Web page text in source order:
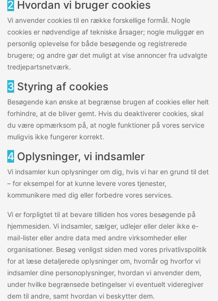
2 Hvordan vi bruger cookies
Vi anvender cookies til en række forskellige formål. Nogle
cookies er nødvendige af tekniske årsager; nogle muliggør en
personlig oplevelse for både besøgende og registrerede
brugere; og andre gør det muligt at vise annoncer fra udvalgte
tredjepartsnetværk.
3 Styring af cookies
Besøgende kan ønske at begrænse brugen af cookies eller helt
forhindre, at de bliver gemt. Hvis du deaktiverer cookies, skal
du være opmærksom på, at nogle funktioner på vores service
muligvis ikke fungerer korrekt.
4 Oplysninger, vi indsamler
Vi indsamler kun oplysninger om dig, hvis vi har en grund til det
– for eksempel for at kunne levere vores tjenester,
kommunikere med dig eller forbedre vores services.
Vi er forpligtet til at bevare tilliden hos vores besøgende på
hjemmesiden. Vi indsamler, sælger, udlejer eller deler ikke e-
mail-lister eller andre data med andre virksomheder eller
organisationer. Besøg venligst siden med vores privatlivspolitik
for at læse detaljerede oplysninger om, hvornår og hvorfor vi
indsamler dine personoplysninger, hvordan vi anvender dem,
under hvilke begrænsede betingelser vi eventuelt videregiver
dem til andre, samt hvordan vi beskytter dem.